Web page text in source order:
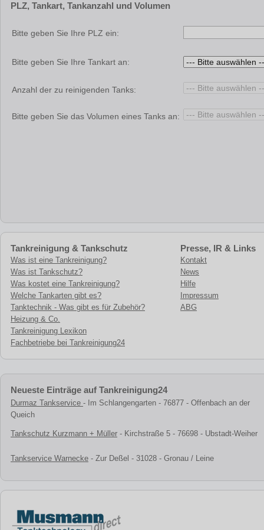
PLZ, Tankart, Tankanzahl und Volumen
Bitte geben Sie Ihre PLZ ein:
Bitte geben Sie Ihre Tankart an:
Anzahl der zu reinigenden Tanks:
Bitte geben Sie das Volumen eines Tanks an:
Tankreinigung & Tankschutz
Was ist eine Tankreinigung?
Was ist Tankschutz?
Was kostet eine Tankreinigung?
Welche Tankarten gibt es?
Tanktechnik - Was gibt es für Zubehör?
Heizung & Co.
Tankreinigung Lexikon
Fachbetriebe bei Tankreinigung24
Presse, IR & Links
Kontakt
News
Hilfe
Impressum
ABG
Neueste Einträge auf Tankreinigung24
Durmaz Tankservice - Im Schlangengarten - 76877 - Offenbach an der
Queich
Tankschutz Kurzmann + Müller - Kirchstraße 5 - 76698 - Ubstadt-Weiher
Tankservice Warnecke - Zur Deßel - 31028 - Gronau / Leine